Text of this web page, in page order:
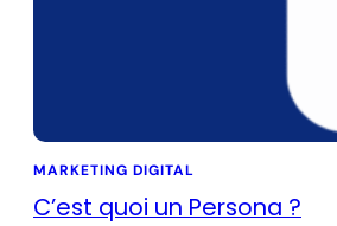
MARKETING DIGITAL
C’est quoi un Persona ?